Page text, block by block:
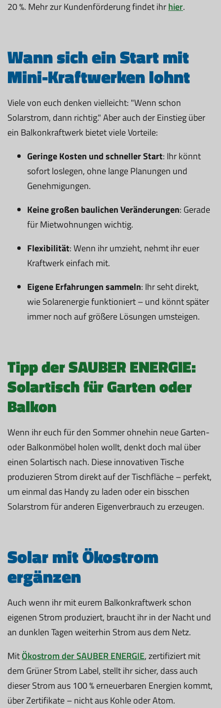
20 %. Mehr zur Kundenförderung findet ihrhier.
Wann sich ein Start mit
Mini-Kraftwerken lohnt
Viele von euch denken vielleicht: "Wenn schon
Solarstrom, dann richtig." Aber auch der Einstieg über
ein Balkonkraftwerk bietet viele Vorteile:
Geringe Kosten und schneller Start: Ihr könnt
sofort loslegen, ohne lange Planungen und
Genehmigungen.
Keine großen baulichen Veränderungen: Gerade
für Mietwohnungen wichtig.
Flexibilität: Wenn ihr umzieht, nehmt ihr euer
Kraftwerk einfach mit.
Eigene Erfahrungen sammeln: Ihr seht direkt,
wie Solarenergie funktioniert – und könnt später
immer noch auf größere Lösungen umsteigen.
Tipp der SAUBER ENERGIE:
Solartisch für Garten oder
Balkon
Wenn ihr euch für den Sommer ohnehin neue Garten-
oder Balkonmöbel holen wollt, denkt doch mal über
einen Solartisch nach. Diese innovativen Tische
produzieren Strom direkt auf der Tischfläche – perfekt,
um einmal das Handy zu laden oder ein bisschen
Solarstrom für anderen Eigenverbrauch zu erzeugen.
Solar mit Ökostrom
ergänzen
Auch wenn ihr mit eurem Balkonkraftwerk schon
eigenen Strom produziert, braucht ihr in der Nacht und
an dunklen Tagen weiterhin Strom aus dem Netz.
MitÖkostrom der SAUBER ENERGIE, zertifiziert mit
dem Grüner Strom Label, stellt ihr sicher, dass auch
dieser Strom aus 100 % erneuerbaren Energien kommt,
über Zertifikate – nicht aus Kohle oder Atom.